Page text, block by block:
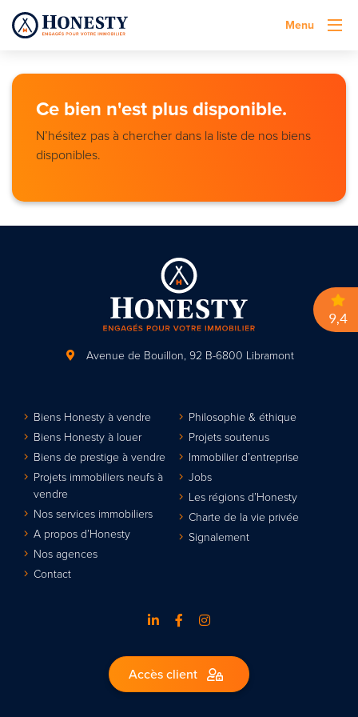
Menu
Ce bien n'est plus disponible.
N’hésitez pas à chercher dans la liste de nos biens
disponibles.
Avenue de Bouillon, 92 B-6800 Libramont
Biens Honesty à vendre
Biens Honesty à louer
Biens de prestige à vendre
Projets immobiliers neufs à
vendre
Nos services immobiliers
A propos d’Honesty
Nos agences
Contact
Philosophie & éthique
Projets soutenus
Immobilier d’entreprise
Jobs
Les régions d’Honesty
Charte de la vie privée
Signalement
Accès client